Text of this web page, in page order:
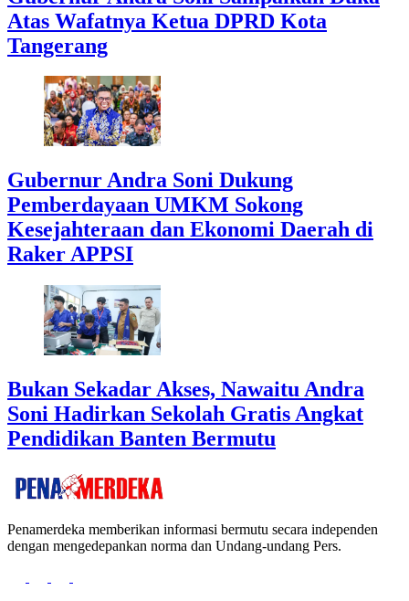
Atas Wafatnya Ketua DPRD Kota
Tangerang
Gubernur Andra Soni Dukung
Pemberdayaan UMKM Sokong
Kesejahteraan dan Ekonomi Daerah di
Raker APPSI
Bukan Sekadar Akses, Nawaitu Andra
Soni Hadirkan Sekolah Gratis Angkat
Pendidikan Banten Bermutu
Penamerdeka memberikan informasi bermutu secara independen
dengan mengedepankan norma dan Undang-undang Pers.